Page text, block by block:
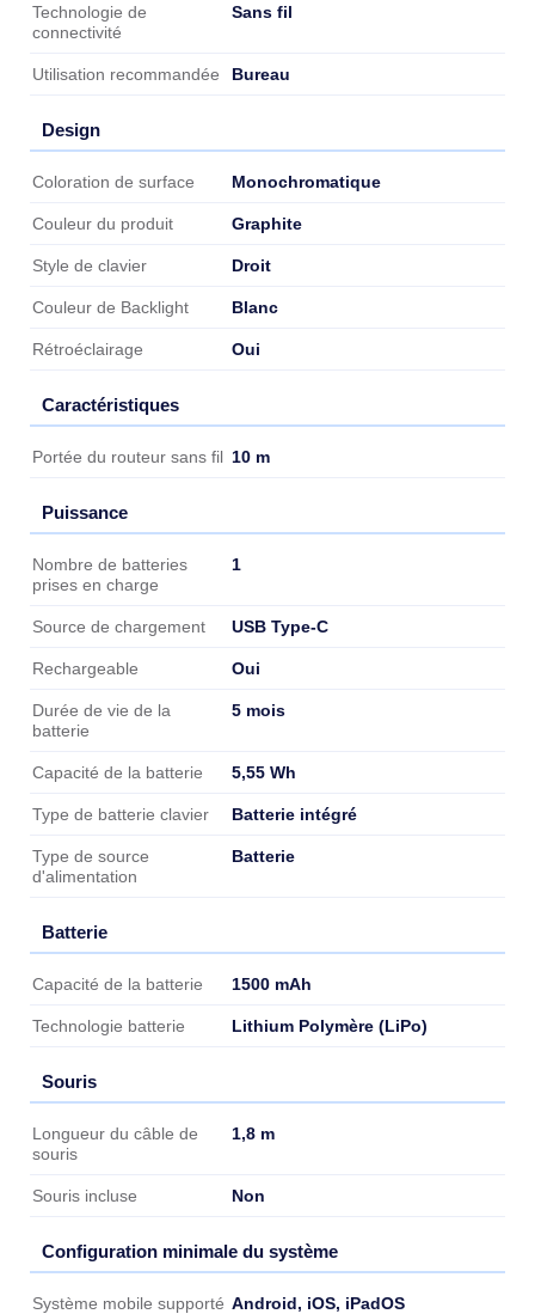
Technologie de
connectivité
Sans fil
Utilisation recommandée Bureau
Design
Design
Coloration de surface Monochromatique
Couleur du produit Graphite
Style de clavier Droit
Couleur de Backlight Blanc
Rétroéclairage Oui
Caractéristiques
Caractéristiques
Portée du routeur sans fil 10 m
Puissance
Puissance
Nombre de batteries
prises en charge
1
Source de chargement USB Type-C
Rechargeable Oui
Durée de vie de la
batterie
5 mois
Capacité de la batterie 5,55 Wh
Type de batterie clavier Batterie intégré
Type de source
d'alimentation
Batterie
Batterie
Batterie
Capacité de la batterie 1500 mAh
Technologie batterie Lithium Polymère (LiPo)
Souris
Souris
Longueur du câble de
souris
1,8 m
Souris incluse Non
Configuration minimale du système
Configuration minimale du système
Système mobile supporté Android, iOS, iPadOS